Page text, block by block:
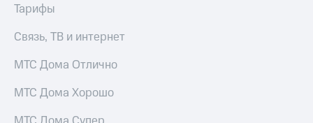
карту
Перейти
eSIM
Для дома
кабинет
интернета
ТВ
Личный
Тарифы
Связь, ТВ и интернет
МТС Дома Отлично
МТС Дома Хорошо